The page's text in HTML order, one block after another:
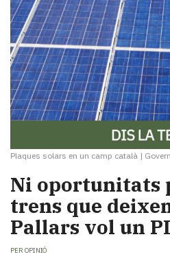
Plaques solars en un camp català | Govern
Ni oportunitats
trens que
Pallars vol un
PER OPINIÓ